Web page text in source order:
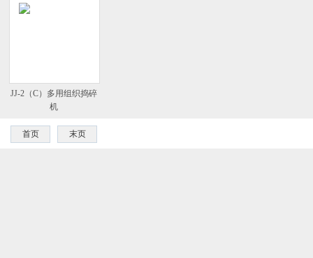
JJ-2（C）多用组织捣碎
机
首页 末页